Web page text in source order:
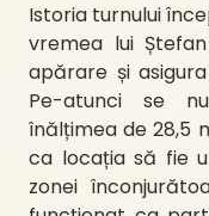
Istoria turnului
vremea lui
apărare și
Pe-atunci se
înălțimea de 28,5
ca locația să fie
zonei